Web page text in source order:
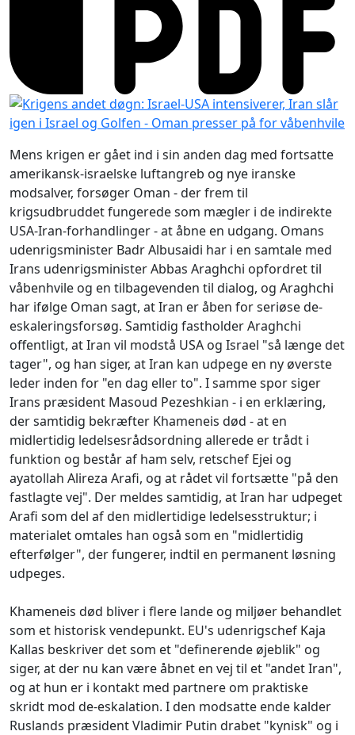
Mens krigen er gået ind i sin anden dag med fortsatte
amerikansk-israelske luftangreb og nye iranske
modsalver, forsøger Oman - der frem til
krigsudbruddet fungerede som mægler i de indirekte
USA-Iran-forhandlinger - at åbne en udgang. Omans
udenrigsminister Badr Albusaidi har i en samtale med
Irans udenrigsminister Abbas Araghchi opfordret til
våbenhvile og en tilbagevenden til dialog, og Araghchi
har ifølge Oman sagt, at Iran er åben for seriøse de-
eskaleringsforsøg. Samtidig fastholder Araghchi
offentligt, at Iran vil modstå USA og Israel "så længe det
tager", og han siger, at Iran kan udpege en ny øverste
leder inden for "en dag eller to". I samme spor siger
Irans præsident Masoud Pezeshkian - i en erklæring,
der samtidig bekræfter Khameneis død - at en
midlertidig ledelsesrådsordning allerede er trådt i
funktion og består af ham selv, retschef Ejei og
ayatollah Alireza Arafi, og at rådet vil fortsætte "på den
fastlagte vej". Der meldes samtidig, at Iran har udpeget
Arafi som del af den midlertidige ledelsesstruktur; i
materialet omtales han også som en "midlertidig
efterfølger", der fungerer, indtil en permanent løsning
udpeges.
Khameneis død bliver i flere lande og miljøer behandlet
som et historisk vendepunkt. EU's udenrigschef Kaja
Kallas beskriver det som et "definerende øjeblik" og
siger, at der nu kan være åbnet en vej til et "andet Iran",
og at hun er i kontakt med partnere om praktiske
skridt mod de-eskalation. I den modsatte ende kalder
Ruslands præsident Vladimir Putin drabet "kynisk" og i